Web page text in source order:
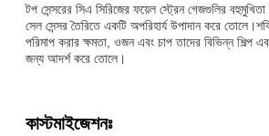
টপ সেন্সরের সিএ সিরিজের ফয়েল স্ট্রেন গেজগুলির
সেল সেন্সর তৈরিতে একটি অপরিহার্য উপাদান করে
পরিমাপ করার ক্ষমতা, ওজন এবং চাপ তাদের বিভিন্ন শিল্প
জন্য আদর্শ করে তোলে।
কাস্টমাইজেশনঃ